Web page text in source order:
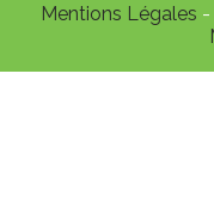
Mentions Légales